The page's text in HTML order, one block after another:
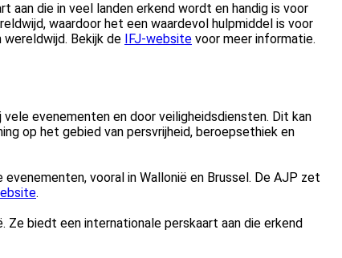
aan die in veel landen erkend wordt en handig is voor
waardoor het een waardevol hulpmiddel is voor
wereldwijd. Bekijk de IFJ-website voor meer informatie.
evenementen en door veiligheidsdiensten. Dit kan
op het gebied van persvrijheid, beroepsethiek en
vooral in Wallonië en Brussel. De AJP zet
.
biedt een internationale perskaart aan die erkend